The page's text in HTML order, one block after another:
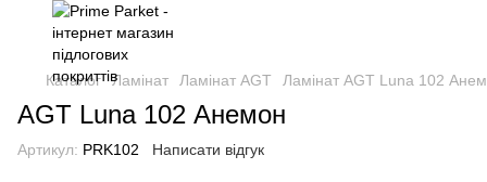
Каталог Ламінат Ламінат AGT Ламінат AGT Luna 102
AGT Luna 102 Анемон
Артикул: PRK102 Написати відгук